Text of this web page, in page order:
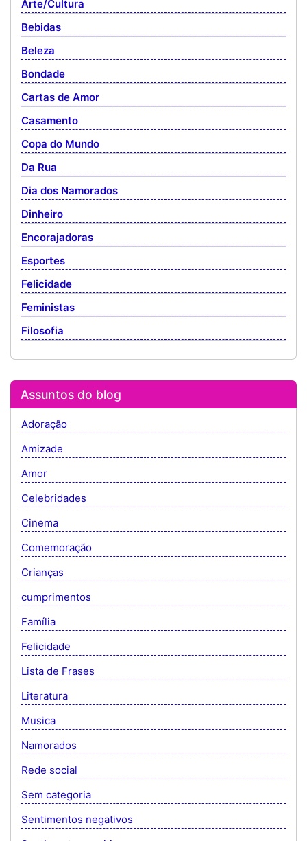
Arte/Cultura
Bebidas
Beleza
Bondade
Cartas de Amor
Casamento
Copa do Mundo
Da Rua
Dia dos Namorados
Dinheiro
Encorajadoras
Esportes
Felicidade
Feministas
Filosofia
Assuntos do blog
Adoração
Amizade
Amor
Celebridades
Cinema
Comemoração
Crianças
cumprimentos
Família
Felicidade
Lista de Frases
Literatura
Musica
Namorados
Rede social
Sem categoria
Sentimentos negativos